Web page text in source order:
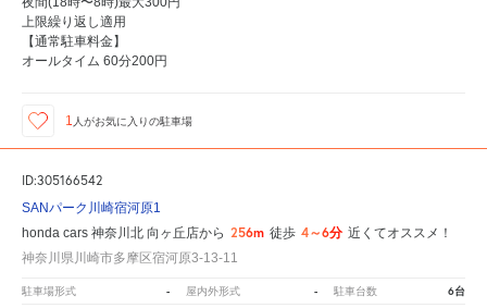
上限繰り返し適用
【通常駐車料金】
オールタイム 60分200円
1 人がお気に入りの駐車場
ID:305166542
SANパーク川崎宿河原1
honda cars 神奈川北 向ヶ丘店から 256m 徒歩 4～6分 近くてオススメ！
神奈川県川崎市多摩区宿河原3-13-11
駐車場形式 - 屋内外形式 - 駐車台数 6台